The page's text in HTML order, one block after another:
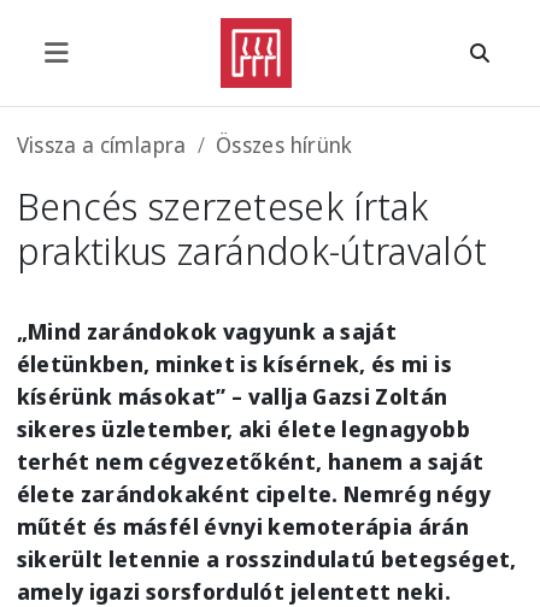
Morzsa
Vissza a címlapra Összes hírünk
Bencés szerzetesek írtak
praktikus zarándok-útravalót
„Mind zarándokok vagyunk a saját
életünkben, minket is kísérnek, és mi is
kísérünk másokat” – vallja Gazsi Zoltán
sikeres üzletember, aki élete legnagyobb
terhét nem cégvezetőként, hanem a saját
élete zarándokaként cipelte. Nemrég négy
műtét és másfél évnyi kemoterápia árán
sikerült letennie a rosszindulatú betegséget,
amely igazi sorsfordulót jelentett neki.